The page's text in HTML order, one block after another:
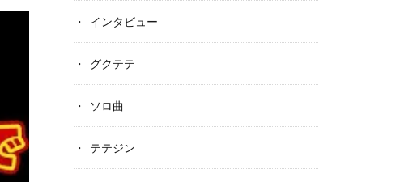
インタビュー
グクテテ
ソロ曲
テテジン